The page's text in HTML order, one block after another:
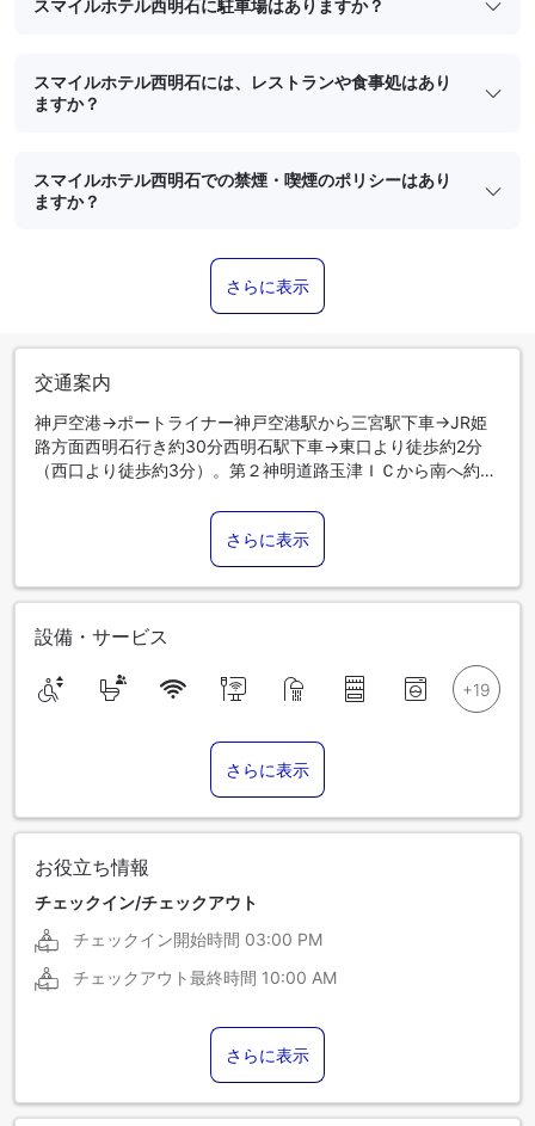
スマイルホテル西明石に駐車場はありますか？
スマイルホテル西明石には、レストランや食事処はあり
ますか？
スマイルホテル西明石での禁煙・喫煙のポリシーはあり
ますか？
さらに表示
交通案内
神戸空港→ポートライナー神戸空港駅から三宮駅下車→JR姫
路方面西明石行き約30分西明石駅下車→東口より徒歩約2分
（西口より徒歩約3分）。第２神明道路玉津ＩＣから南へ約２
さらに表示
設備・サービス
さらに表示
お役立ち情報
チェックイン/チェックアウト
チェックイン開始時間 03:00 PM
チェックアウト最終時間 10:00 AM
さらに表示